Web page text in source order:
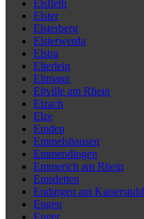
Elsfleth
Elster
Elsterberg
Elsterwerda
Elstra
Elterlein
Eltmann
Eltville am Rhein
Elzach
Elze
Emden
Emmelshausen
Emmendingen
Emmerich am Rhein
Emsdetten
Endingen am Kaiserstuhl
Engen